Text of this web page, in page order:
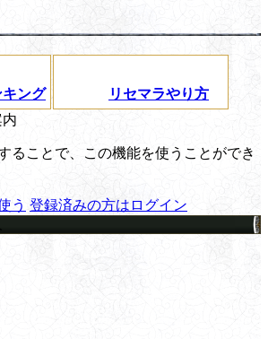
キング
リセマラやり方
ることで、この機能を使うことができ
う 登録済みの方はログイン